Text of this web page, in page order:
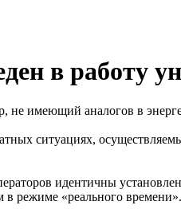
в работу
имеющий аналогов в
ситуациях,
идентичны
в режиме «реального времени».